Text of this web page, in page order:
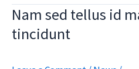
Nam sed tellus id
tincidunt
Nam
sed